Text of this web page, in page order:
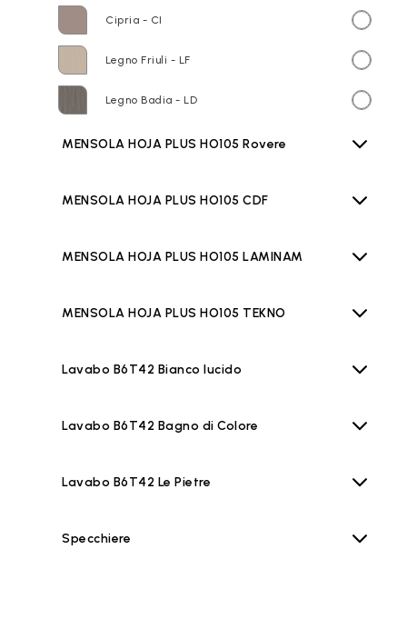
Cipria - CI
Legno Friuli - LF
Legno Badia - LD
MENSOLA HOJA PLUS HO105 Rovere
MENSOLA HOJA PLUS HO105 CDF
MENSOLA HOJA PLUS HO105 LAMINAM
MENSOLA HOJA PLUS HO105 TEKNO
Lavabo B6T42 Bianco lucido
Lavabo B6T42 Bagno di Colore
Lavabo B6T42 Le Pietre
Specchiere